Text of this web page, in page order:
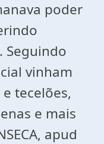
poder
Seguindo
vinham
tecelões,
e mais
apud